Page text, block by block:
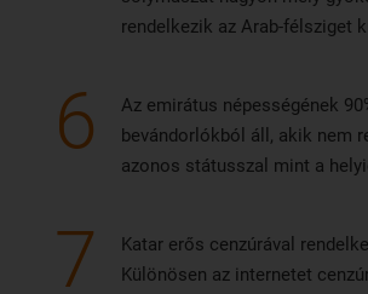
rendelkezik az Arab-félsziget
6
Az emirátus népességének
bevándorlókból áll, akik nem
azonos státusszal mint a
7
Katar erős cenzúrával
Különösen az internetet